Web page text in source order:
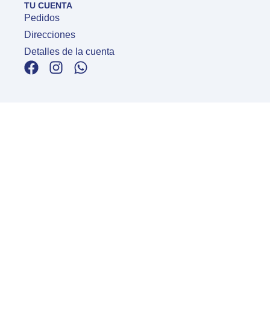
TU CUENTA
Pedidos
Direcciones
Detalles de la cuenta